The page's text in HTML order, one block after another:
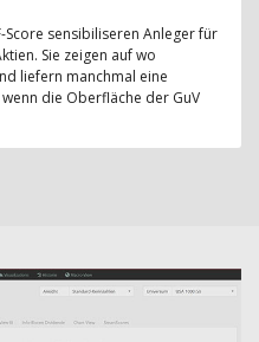
Score sensibiliseren Anleger für
Sie zeigen auf wo
liefern manchmal eine
die Oberfläche der GuV